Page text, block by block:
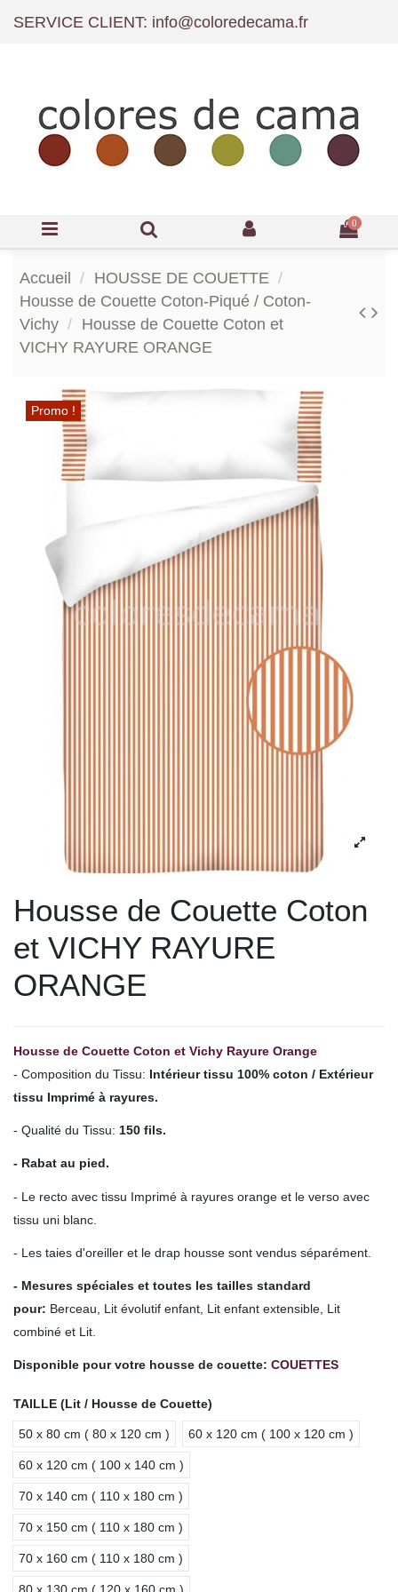
SERVICE CLIENT: info@coloredecama.fr
0
Accueil
HOUSSE DE COUETTE
Housse de Couette Coton-Piqué / Coton-
Vichy
Housse de Couette Coton et
VICHY RAYURE ORANGE
Promo !
Housse de Couette Coton
et VICHY RAYURE
ORANGE
Housse de Couette Coton et Vichy Rayure Orange
- Composition du Tissu: Intérieur tissu 100% coton / Extérieur
tissu Imprimé à rayures.
- Qualité du Tissu: 150 fils.
- Rabat au pied.
- Le recto avec tissu Imprimé à rayures orange et le verso avec
tissu uni blanc.
- Les taies d'oreiller et le drap housse sont vendus séparément.
- Mesures spéciales et toutes les tailles standard
pour: Berceau, Lit évolutif enfant, Lit enfant extensible, Lit
combiné et Lit.
Disponible pour votre housse de couette: COUETTES
TAILLE (Lit / Housse de Couette)
50 x 80 cm ( 80 x 120 cm ) 60 x 120 cm ( 100 x 120 cm )
60 x 120 cm ( 100 x 140 cm )
70 x 140 cm ( 110 x 180 cm )
70 x 150 cm ( 110 x 180 cm )
70 x 160 cm ( 110 x 180 cm )